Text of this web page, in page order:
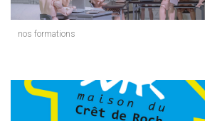
nos formations